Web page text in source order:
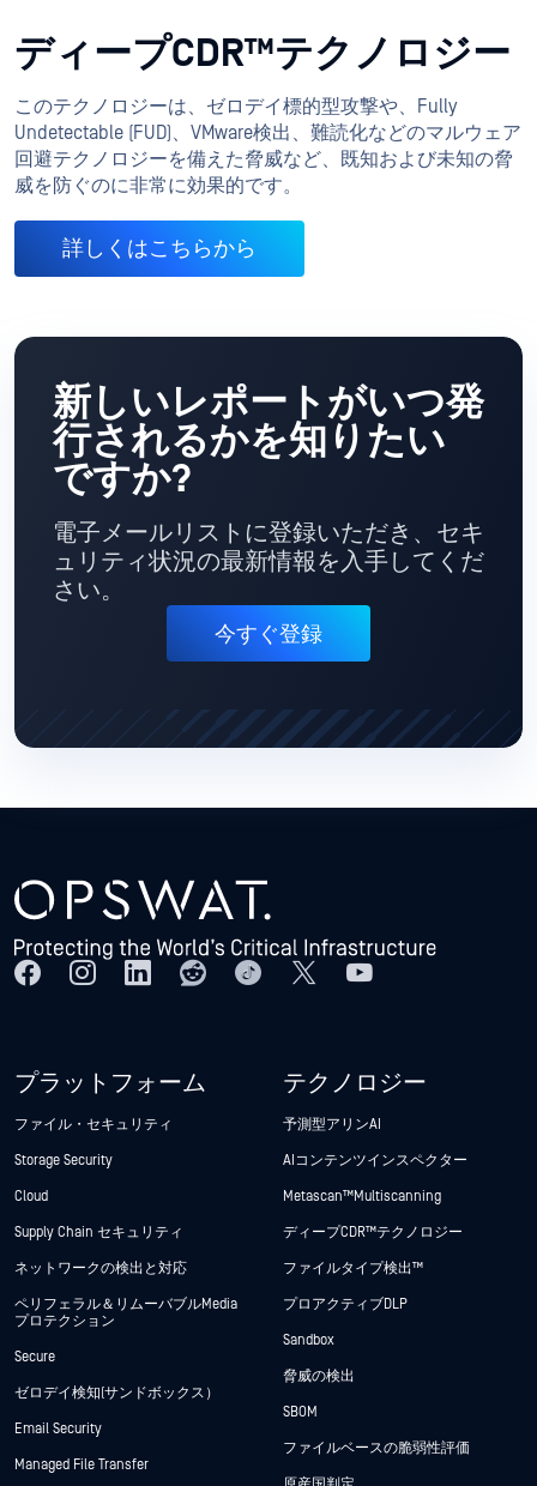
ディープCDR™テクノロジー
このテクノロジーは、ゼロデイ標的型攻撃や、Fully
Undetectable (FUD)、VMware検出、難読化などのマルウェア
回避テクノロジーを備えた脅威など、既知および未知の脅
威を防ぐのに非常に効果的です。
詳しくはこちらから
新しいレポートがいつ発
行されるかを知りたい
ですか?
電子メールリストに登録いただき、セキ
ュリティ状況の最新情報を入手してくだ
さい。
今すぐ登録
プラットフォーム
ファイル・セキュリティ
Storage Security
Cloud
Supply Chain セキュリティ
ネットワークの検出と対応
ペリフェラル＆リムーバブルMedia
プロテクション
Secure
ゼロデイ検知(サンドボックス）
Email Security
Managed File Transfer
テクノロジー
予測型アリンAI
AIコンテンツインスペクター
Metascan™ Multiscanning
ディープCDR™テクノロジー
ファイルタイプ検出™
プロアクティブDLP
Sandbox
脅威の検出
SBOM
ファイルベースの脆弱性評価